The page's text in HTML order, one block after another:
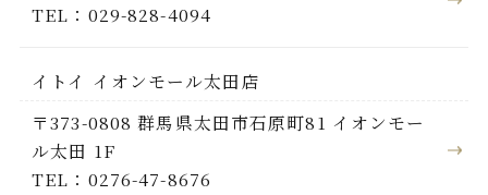
TEL：029-828-4094
イトイ イオンモール太田店
〒373-0808 群馬県太田市石原町81 イオンモー
ル太田 1F
TEL：0276-47-8676